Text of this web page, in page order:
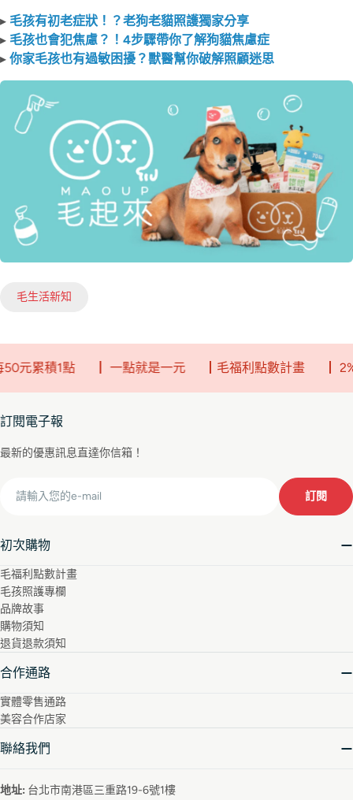
▸ 毛孩有初老症狀！？老狗老貓照護獨家分享
▸ 毛孩也會犯焦慮？！4步驟帶你了解狗貓焦慮症
▸ 你家毛孩也有過敏困擾？獸醫幫你破解照顧迷思
毛生活新知
累積1點 ┃ 一點就是一元 ┃毛福利點數計畫 ┃ 2%
初次購物
毛福利點數計畫
毛孩照護專欄
品牌故事
購物須知
退貨退款須知
合作通路
實體零售通路
美容合作店家
聯絡我們
地址: 台北市南港區三重路19-6號1樓
訂閱電子報
最新的優惠訊息直達你信箱！
訂閱